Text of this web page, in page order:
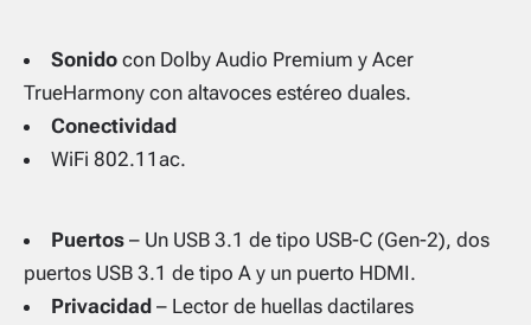
Sonido con Dolby Audio Premium y Acer
TrueHarmony con altavoces estéreo duales.
Conectividad
WiFi 802.11ac.
Puertos – Un USB 3.1 de tipo USB-C (Gen-2), dos
puertos USB 3.1 de tipo A y un puerto HDMI.
Privacidad – Lector de huellas dactilares